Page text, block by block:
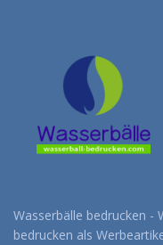
Wasserbälle bedrucken -
bedrucken als